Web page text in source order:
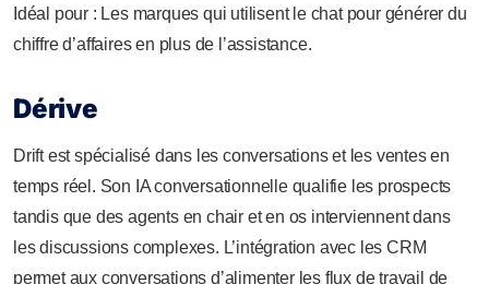
Idéal pour : Les marques qui utilisent le chat pour générer du
chiffre d’affaires en plus de l’assistance.
Dérive
Drift est spécialisé dans les conversations et les ventes en
temps réel. Son IA conversationnelle qualifie les prospects
tandis que des agents en chair et en os interviennent dans
les discussions complexes. L’intégration avec les CRM
permet aux conversations d’alimenter les flux de travail de